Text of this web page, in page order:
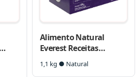
Alimento Natural
Everest Receitas
Naturais Carne Suína
para Cães
1,1 kg ● Natural